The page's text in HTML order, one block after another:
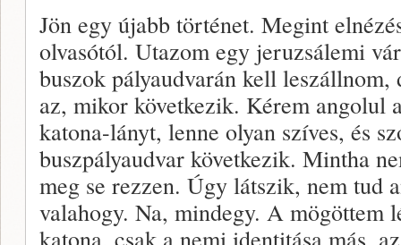
Jön egy újabb történet. Megint
olvasótól. Utazom egy jeruzsálemi
buszok pályaudvarán kell
az, mikor következik. Kérem angolul
katona-lányt, lenne olyan szíves, és
buszpályaudvar következik. Mintha
meg se rezzen. Úgy látszik, nem tud
valahogy. Na, mindegy. A mögöttem
katona, csak a nemi identitása más,